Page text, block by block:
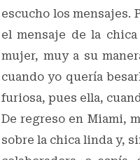
escucho los mensajes.
el mensaje de la
mujer, muy a su
cuando yo quería
furiosa, pues ella,
De regreso en Miami,
sobre la chica linda y,